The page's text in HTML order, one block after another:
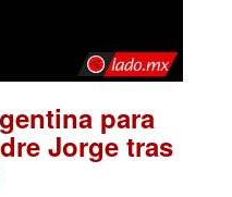
para
Jorge tras